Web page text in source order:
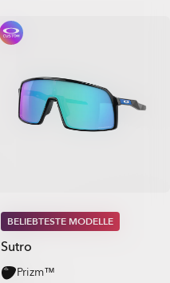
BELIEBTESTE MODELLE
Sutro
Prizm™